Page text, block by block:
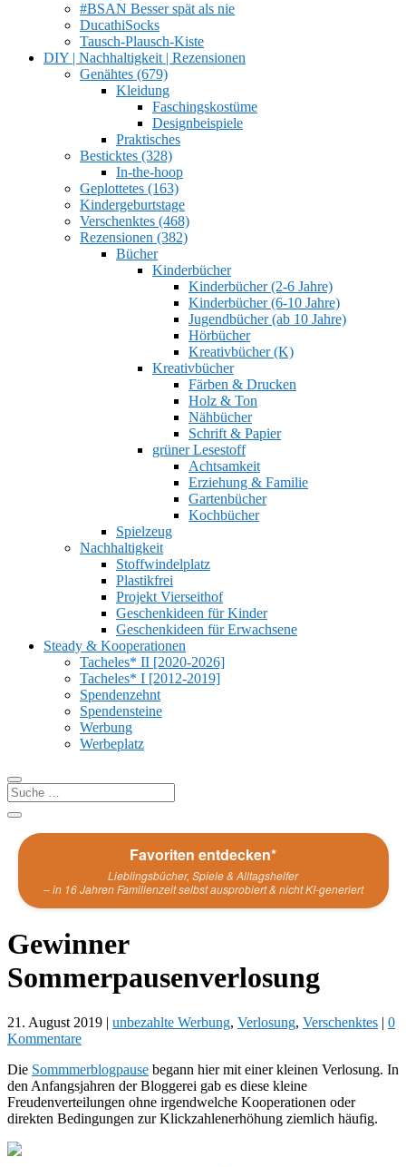
#BSAN Besser spät als nie
DucathiSocks
Tausch-Plausch-Kiste
DIY | Nachhaltigkeit | Rezensionen
Genähtes (679)
Kleidung
Faschingskostüme
Designbeispiele
Praktisches
Besticktes (328)
In-the-hoop
Geplottetes (163)
Kindergeburtstage
Verschenktes (468)
Rezensionen (382)
Bücher
Kinderbücher
Kinderbücher (2-6 Jahre)
Kinderbücher (6-10 Jahre)
Jugendbücher (ab 10 Jahre)
Hörbücher
Kreativbücher (K)
Kreativbücher
Färben & Drucken
Holz & Ton
Nähbücher
Schrift & Papier
grüner Lesestoff
Achtsamkeit
Erziehung & Familie
Gartenbücher
Kochbücher
Spielzeug
Nachhaltigkeit
Stoffwindelplatz
Plastikfrei
Projekt Vierseithof
Geschenkideen für Kinder
Geschenkideen für Erwachsene
Steady & Kooperationen
Tacheles* II [2020-2026]
Tacheles* I [2012-2019]
Spendenzehnt
Spendensteine
Werbung
Werbeplatz
Favoriten entdecken*
Lieblingsbücher, Spiele & Alltagshelfer
– in 16 Jahren Familienzeit selbst ausprobiert & nicht KI-generiert
Gewinner
Sommerpausenverlosung
21. August 2019 | unbezahlte Werbung, Verlosung, Verschenktes | 0
Kommentare
Die Sommmerblogpause begann hier mit einer kleinen Verlosung. In
den Anfangsjahren der Bloggerei gab es diese kleine
Freudenverteilungen ohne irgendwelche Kooperationen oder
direkten Bedingungen zur Klickzahlenerhöhung ziemlich häufig.